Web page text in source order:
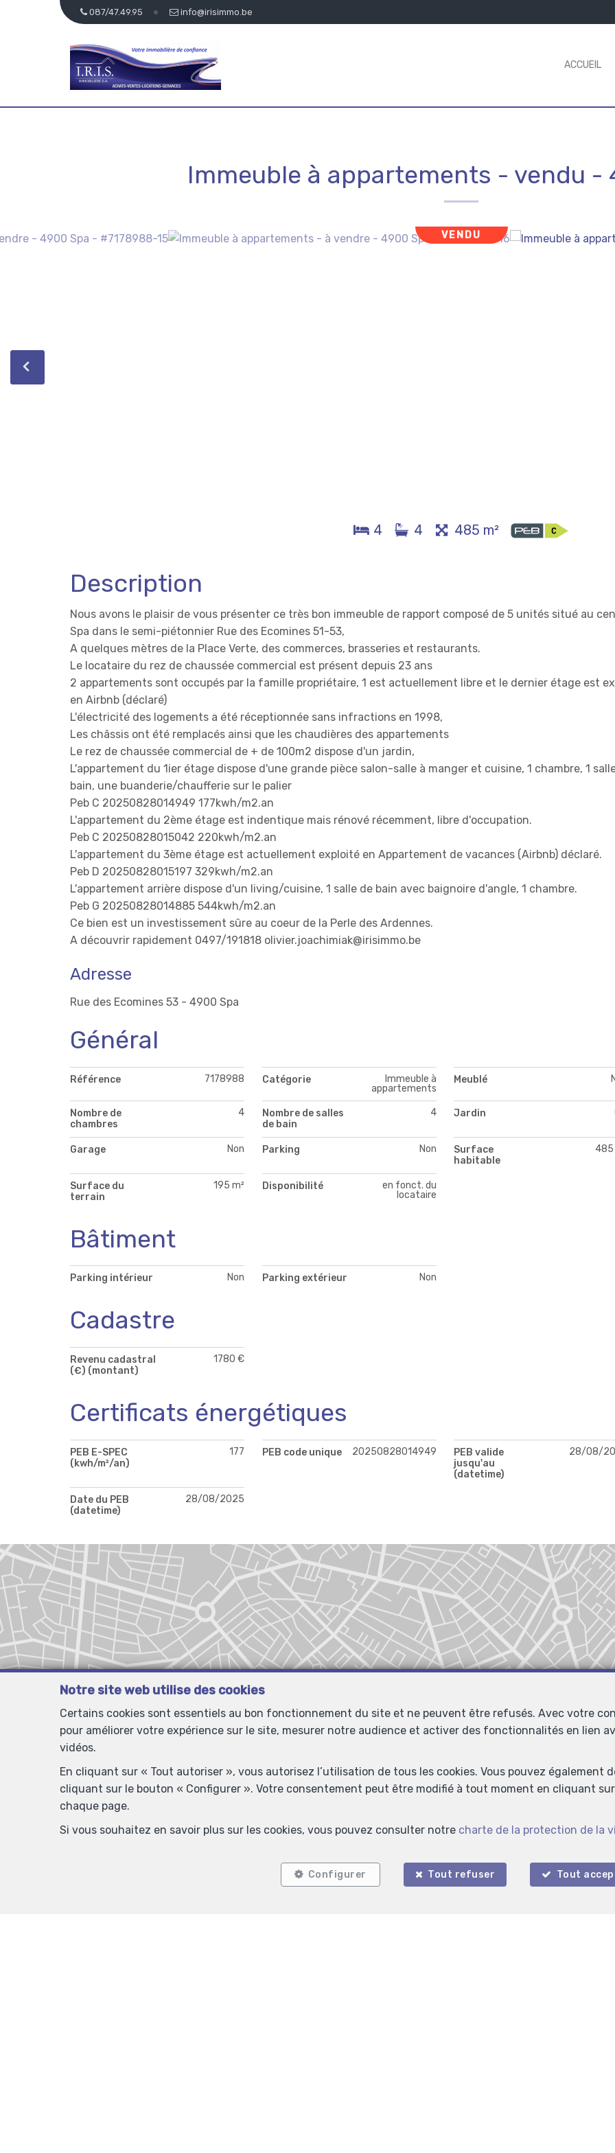
087/47.49.95 info@irisimmo.be
ACCUEIL
Immeuble à appartements - vendu -
VENDU
4 4 485 m²
Description
Nous avons le plaisir de vous présenter ce très bon immeuble de rapport composé de 5 unités situé au
Spa dans le semi-piétonnier Rue des Ecomines 51-53,
A quelques mètres de la Place Verte, des commerces, brasseries et restaurants.
Le locataire du rez de chaussée commercial est présent depuis 23 ans
2 appartements sont occupés par la famille propriétaire, 1 est actuellement libre et le dernier étage est
en Airbnb (déclaré)
L'électricité des logements a été réceptionnée sans infractions en 1998,
Les châssis ont été remplacés ainsi que les chaudières des appartements
Le rez de chaussée commercial de + de 100m2 dispose d'un jardin,
L'appartement du 1ier étage dispose d'une grande pièce salon-salle à manger et cuisine, 1 chambre, 1
bain, une buanderie/chaufferie sur le palier
Peb C 20250828014949 177kwh/m2.an
L'appartement du 2ème étage est indentique mais rénové récemment, libre d'occupation.
Peb C 20250828015042 220kwh/m2.an
L'appartement du 3ème étage est actuellement exploité en Appartement de vacances (Airbnb) déclaré.
Peb D 20250828015197 329kwh/m2.an
L'appartement arrière dispose d'un living/cuisine, 1 salle de bain avec baignoire d'angle, 1 chambre.
Peb G 20250828014885 544kwh/m2.an
Ce bien est un investissement sûre au coeur de la Perle des Ardennes.
A découvrir rapidement 0497/191818 olivier.joachimiak@irisimmo.be
Adresse
Rue des Ecomines 53 - 4900 Spa
Général
Référence 7178988 Catégorie
Immeuble à
appartements
Meublé
Nombre de
chambres
4
Nombre de salles
de bain
4 Jardin
Garage Non Parking Non
Surface
habitable
485
Surface du
terrain
195 m² Disponibilité
en fonct. du
locataire
Bâtiment
Parking intérieur Non Parking extérieur Non
Cadastre
Revenu cadastral
(€) (montant)
1780 €
Certificats énergétiques
PEB E-SPEC
(kwh/m²/an)
177 PEB code unique 20250828014949
PEB valide
jusqu'au
(datetime)
28/08/
Date du PEB
(datetime)
28/08/2025
Localiser sur la carte
Notre site web utilise des cookies
Certains cookies sont essentiels au bon fonctionnement du site et ne peuvent être refusés. Avec votre
pour améliorer votre expérience sur le site, mesurer notre audience et activer des fonctionnalités en lien
vidéos.
En cliquant sur « Tout autoriser », vous autorisez l’utilisation de tous les cookies. Vous pouvez également
cliquant sur le bouton « Configurer ». Votre consentement peut être modifié à tout moment en cliquant
chaque page.
Si vous souhaitez en savoir plus sur les cookies, vous pouvez consulter notre charte de la protection de la
Configurer Tout refuser Tout